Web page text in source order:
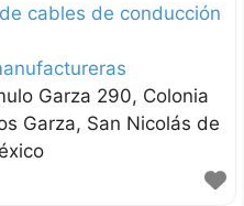
cables de conducción
Garza 290, Colonia
Garza San Nicolás de